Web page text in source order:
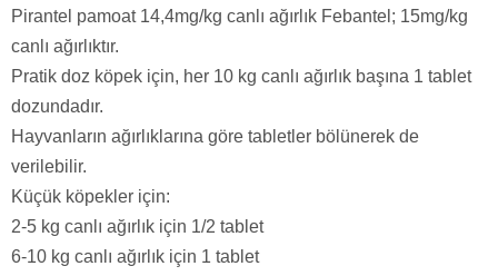
Pirantel pamoat 14,4mg/kg canlı ağırlık Febantel; 15mg/kg
canlı ağırlıktır.
Pratik doz köpek için, her 10 kg canlı ağırlık başına 1 tablet
dozundadır.
Hayvanların ağırlıklarına göre tabletler bölünerek de
verilebilir.
Küçük köpekler için:
2-5 kg canlı ağırlık için 1/2 tablet
6-10 kg canlı ağırlık için 1 tablet